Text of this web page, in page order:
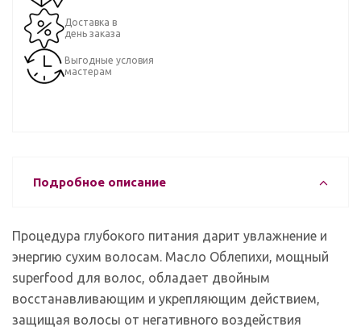
Доставка в
день заказа
Выгодные условия
мастерам
Подробное описание
Процедура глубокого питания дарит увлажнение и
энергию сухим волосам. Масло Облепихи, мощный
superfood для волос, обладает двойным
восстанавливающим и укрепляющим действием,
защищая волосы от негативного воздействия